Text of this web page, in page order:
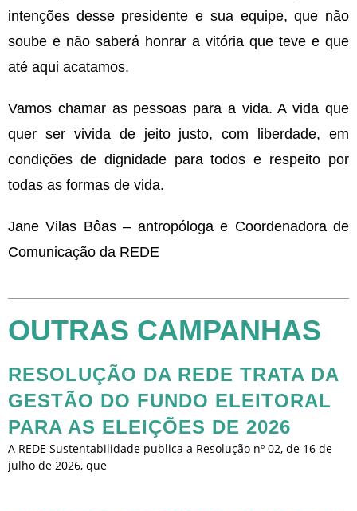
intenções desse presidente e sua equipe, que não
soube e não saberá honrar a vitória que teve e que
até aqui acatamos.
Vamos chamar as pessoas para a vida. A vida que
quer ser vivida de jeito justo, com liberdade, em
condições de dignidade para todos e respeito por
todas as formas de vida.
Jane Vilas Bôas – antropóloga e Coordenadora de
Comunicação da REDE
OUTRAS CAMPANHAS
RESOLUÇÃO DA REDE TRATA DA
GESTÃO DO FUNDO ELEITORAL
PARA AS ELEIÇÕES DE 2026
A REDE Sustentabilidade publica a Resolução nº 02, de 16 de
julho de 2026, que